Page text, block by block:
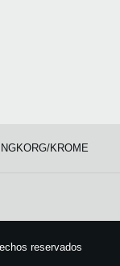
KROME
reservados